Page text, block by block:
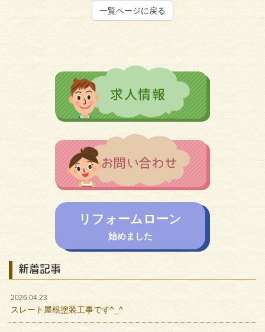
一覧ページに戻る
リフォームローン
始めました
新着記事
2026.04.23
スレート屋根塗装工事です^_^